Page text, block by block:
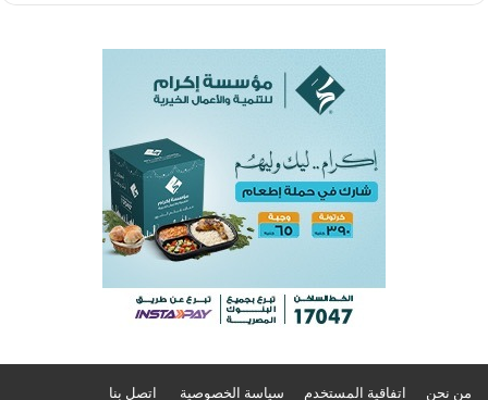
من نحن اتفاقية المستخدم سياسة الخصوصية اتصل بنا